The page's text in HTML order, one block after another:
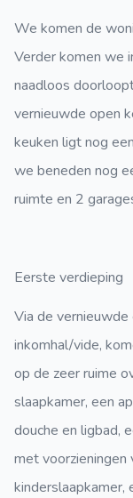
We komen de
Verder komen we
naadloos
vernieuwde open
keuken ligt nog
we beneden nog
ruimte en 2
Eerste verdieping
Via de
inkomhal/vide,
op de zeer ruime
slaapkamer, een
douche en ligbad,
met voorzieningen
kinderslaapkamer,